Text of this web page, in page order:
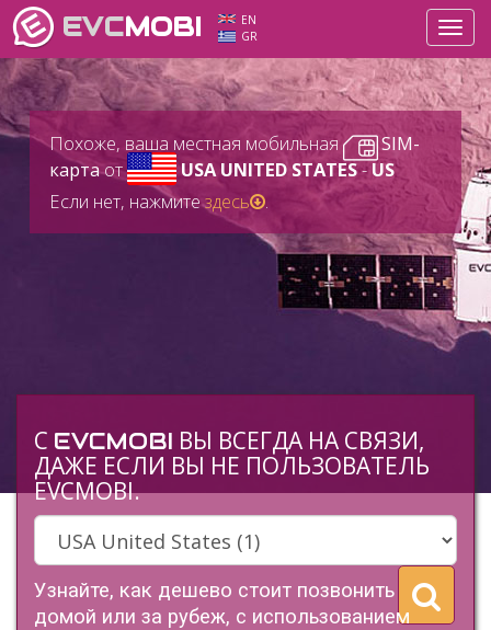
EVCMOBI
EN
GR
Похоже, ваша местная мобильная
SIM-
картаот USA UNITED STATES-US
Если нет, нажмитездесь .
C EVCMOBI ВЫ ВСЕГДА НА СВЯЗИ,
ДАЖЕ ЕСЛИ ВЫ НЕ ПОЛЬЗОВАТЕЛЬ
EVCMOBI.
Узнайте, как дешево стоит позвонить
домой или за рубеж, с использованием